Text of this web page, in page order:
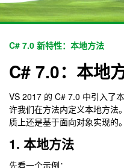
C# 7.0 新特性：本地方法
C# 7.0：本地
VS 2017 的 C# 7.0 中引入了
许我们在方法内定义本地方法
质上还是基于面向对象实现的。
1. 本地方法
先看一个示例：